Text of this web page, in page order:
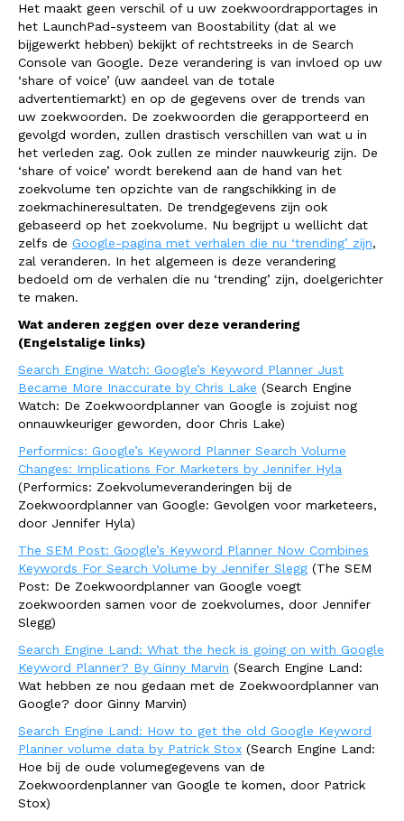
Het maakt geen verschil of u uw zoekwoordrapportages in
het LaunchPad-systeem van Boostability (dat al we
bijgewerkt hebben) bekijkt of rechtstreeks in de Search
Console van Google. Deze verandering is van invloed op uw
‘share of voice’ (uw aandeel van de totale
advertentiemarkt) en op de gegevens over de trends van
uw zoekwoorden. De zoekwoorden die gerapporteerd en
gevolgd worden, zullen drastisch verschillen van wat u in
het verleden zag. Ook zullen ze minder nauwkeurig zijn. De
‘share of voice’ wordt berekend aan de hand van het
zoekvolume ten opzichte van de rangschikking in de
zoekmachineresultaten. De trendgegevens zijn ook
gebaseerd op het zoekvolume. Nu begrijpt u wellicht dat
zelfs de Google-pagina met verhalen die nu ‘trending’ zijn,
zal veranderen. In het algemeen is deze verandering
bedoeld om de verhalen die nu ‘trending’ zijn, doelgerichter
te maken.
Wat anderen zeggen over deze verandering
(Engelstalige links)
Search Engine Watch: Google’s Keyword Planner Just
Became More Inaccurate by Chris Lake (Search Engine
Watch: De Zoekwoordplanner van Google is zojuist nog
onnauwkeuriger geworden, door Chris Lake)
Performics: Google’s Keyword Planner Search Volume
Changes: Implications For Marketers by Jennifer Hyla
(Performics: Zoekvolumeveranderingen bij de
Zoekwoordplanner van Google: Gevolgen voor marketeers,
door Jennifer Hyla)
The SEM Post: Google’s Keyword Planner Now Combines
Keywords For Search Volume by Jennifer Slegg (The SEM
Post: De Zoekwoordplanner van Google voegt
zoekwoorden samen voor de zoekvolumes, door Jennifer
Slegg)
Search Engine Land: What the heck is going on with Google
Keyword Planner? By Ginny Marvin (Search Engine Land:
Wat hebben ze nou gedaan met de Zoekwoordplanner van
Google? door Ginny Marvin)
Search Engine Land: How to get the old Google Keyword
Planner volume data by Patrick Stox (Search Engine Land:
Hoe bij de oude volumegegevens van de
Zoekwoordenplanner van Google te komen, door Patrick
Stox)